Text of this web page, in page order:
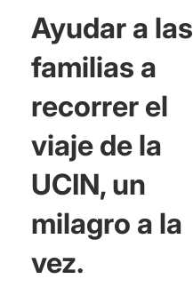
Ayudar a las
familias a
recorrer el
viaje de la
UCIN, un
milagro a la
vez.